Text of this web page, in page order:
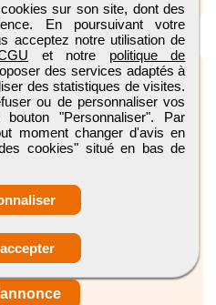
Rhone-Alpes
CDI
06/08/2026
sur son site, dont des
En poursuivant votre
acceptez notre utilisation de
et notre politique de
des services adaptés à
des statistiques de visites.
ou de personnaliser vos
"Personnaliser". Par
moment changer d'avis en
cookies" situé en bas de